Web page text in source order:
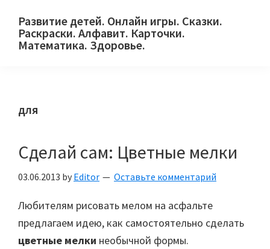
primary
main
primary
Развитие детей. Онлайн игры. Сказки.
Раскраски. Алфавит. Карточки.
Математика. Здоровье.
и
родителей.
для
Сделай сам: Цветные мелки
03.06.2013 by Editor Оставьте комментарий
Любителям рисовать мелом на асфальте
предлагаем идею, как самостоятельно сделать
цветные мелки необычной формы.